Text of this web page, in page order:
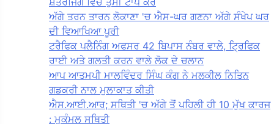
ਅੱਗੇ ਤਰਨ ਤਾਰਨ ਲੋਕਾਣਾ 'ਚ ਐਸ-ਘਰ ਗਣਨਾ ਅੱਗੇ ਸੰਖੇਪ ਘਰ
ਦੀ ਵਿਆਖਿਆ ਪੂਰੀ
ਟਰੈਫਿਕ ਪਲੈਨਿੰਗ ਅਫਸਰ 42 ਬਿਪਾਸ ਨੰਬਰ ਵਾਲੇ, ਟ੍ਰਿਫਿਕ
ਰਾਈ ਅਤੇ ਗਲਤੀ ਕਰਨ ਵਾਲੇ ਲੋਕ ਦੇ ਚਲਾਨ
ਆਪ ਆਤਮਪੀ ਮਾਲਵਿੰਦਰ ਸਿੰਘ ਕੰਗ ਨੇ ਮਲਕੀਲ ਨਿਤਿਨ
ਗਡਕਰੀ ਨਾਲ ਮੁਲਾਕਾਤ ਕੀਤੀ
ਐਸ.ਆਈ.ਆਰ; ਸਥਿਤੀ 'ਚ ਅੱਗੇ ਤੋਂ ਪਹਿਲੀ ਹੀ 10 ਮੁੱਖ ਕਾਰਜ
: ਮੁਕੰਮਲ ਸਥਿਤੀ